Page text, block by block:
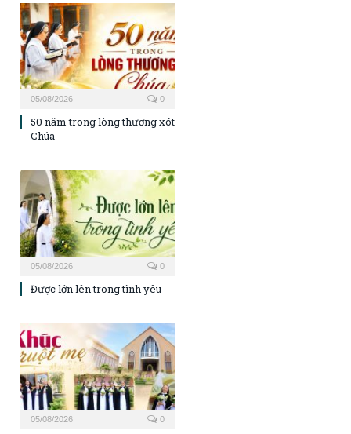
05/08/2026 0
50 năm trong lòng thương xót
Chúa
05/08/2026 0
Được lớn lên trong tình yêu
05/08/2026 0